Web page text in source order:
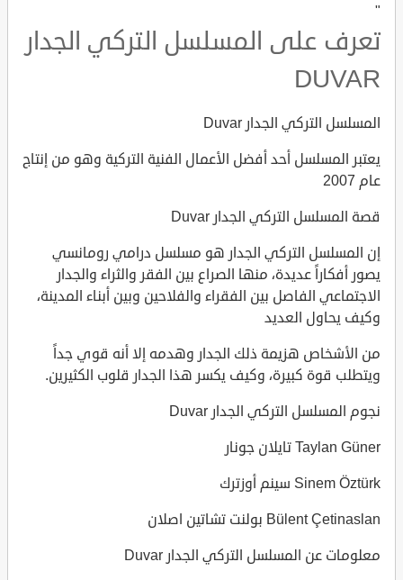
"
تعرف على المسلسل التركي الجدار
DUVAR
المسلسل التركي الجدار Duvar
يعتبر المسلسل أحد أفضل الأعمال الفنية التركية وهو من إنتاج
عام 2007
قصة المسلسل التركي الجدار Duvar
إن المسلسل التركي الجدار هو مسلسل درامي رومانسي
يصور أفكاراً عديدة، منها الصراع بين الفقر والثراء والجدار
الاجتماعي الفاصل بين الفقراء والفلاحين وبين أبناء المدينة،
وكيف يحاول العديد
من الأشخاص هزيمة ذلك الجدار وهدمه إلا أنه قوي جداً
ويتطلب قوة كبيرة، وكيف يكسر هذا الجدار قلوب الكثيرين.
نجوم المسلسل التركي الجدار Duvar
Taylan Güner تايلان جونار
Sinem Öztürk سينم أوزترك
Bülent Çetinaslan بولنت تشاتين اصلان
معلومات عن المسلسل التركي الجدار Duvar